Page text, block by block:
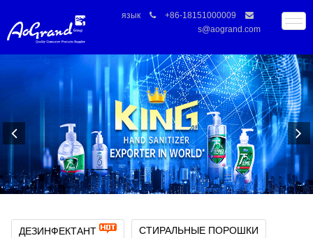
язык
+86-18151000009
s@aogrand.com
ДЕЗИНФЕКТАНТ СТИРАЛЬНЫЕ ПОРОШКИ